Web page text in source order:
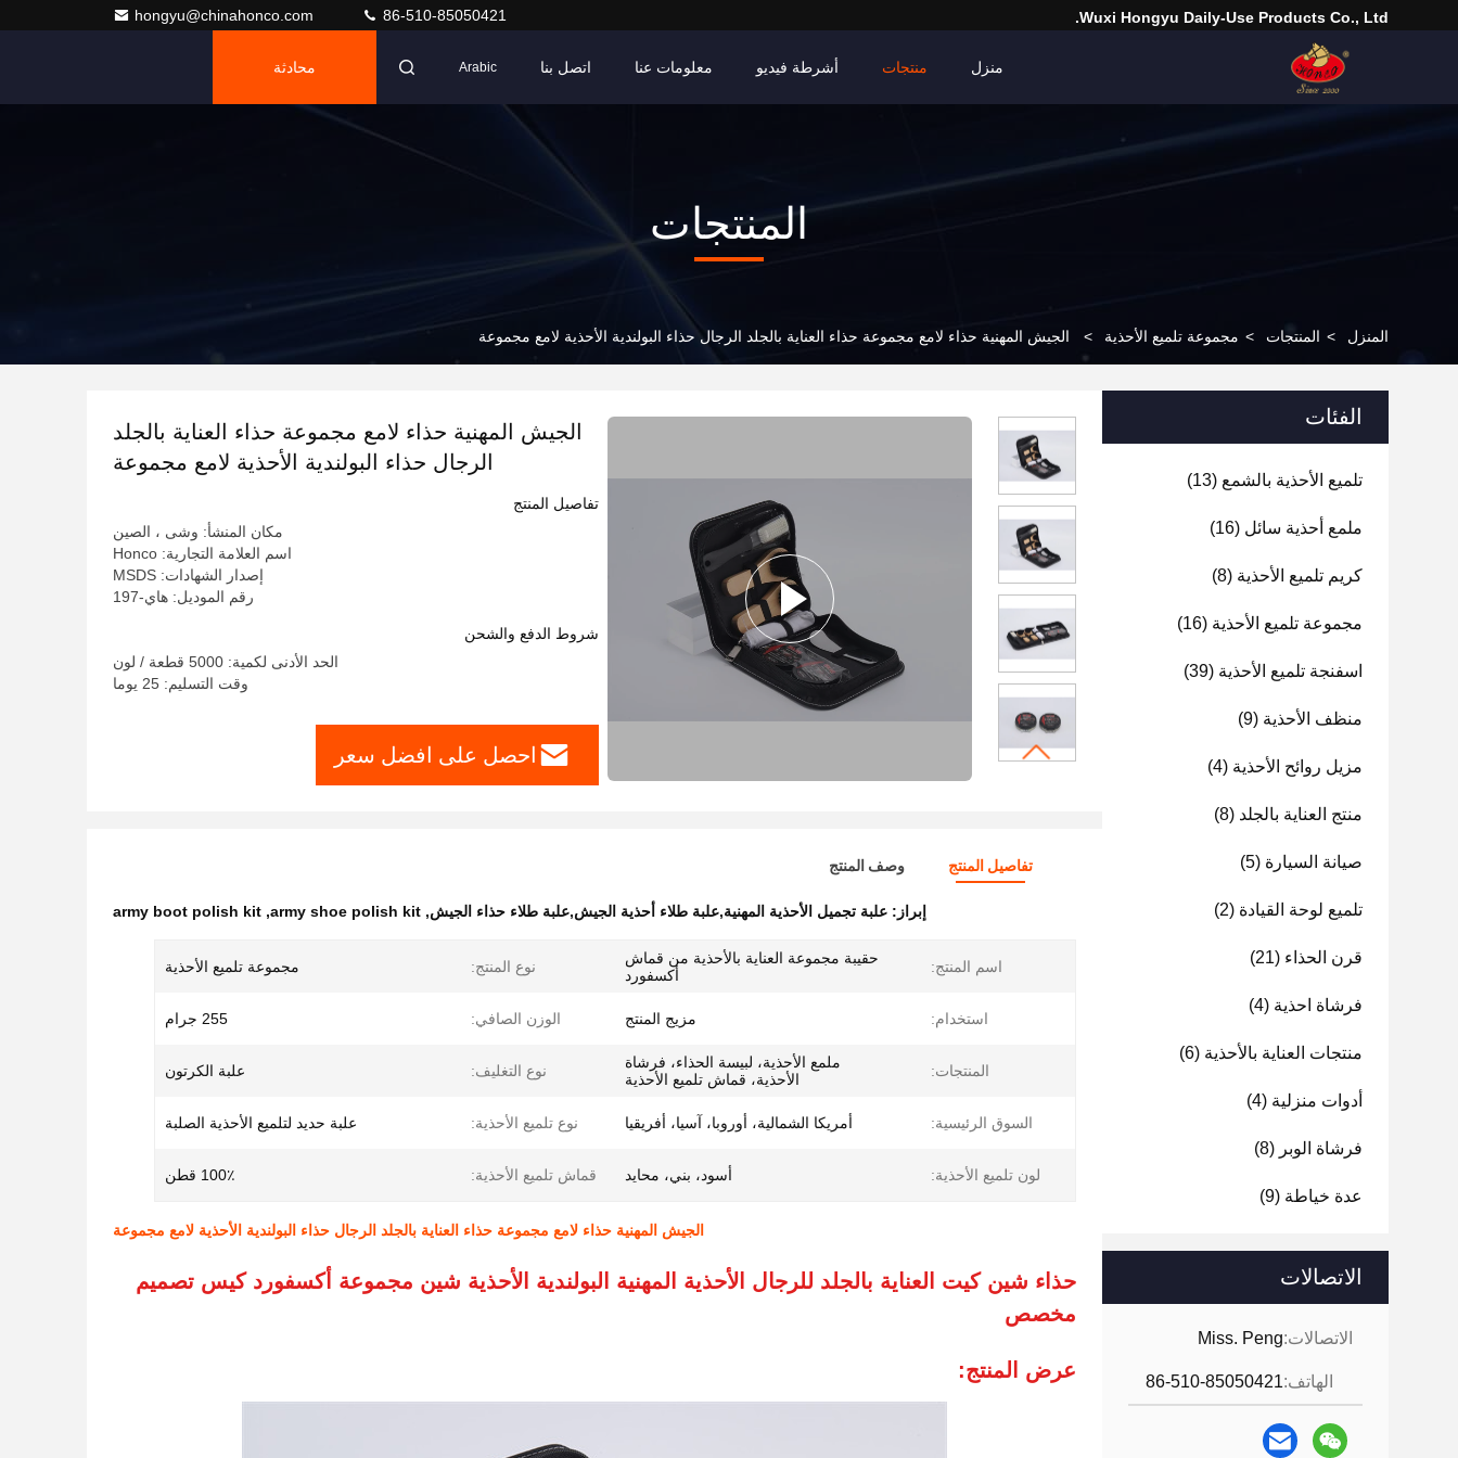
Wuxi Hongyu Daily-Use Products Co., Ltd.
hongyu@chinahonco.com 86-510-85050421
منزل منتجات أشرطة فيديو معلومات عنا اتصل بنا Arabic محادثة
المنتجات
المنزل > المنتجات > مجموعة تلميع الأحذية > الجيش المهنية حذاء لامع مجموعة حذاء العناية بالجلد الرجال حذاء البولندية الأحذية لامع مجموعة
الفئات
تلميع الأحذية بالشمع (13)
ملمع أحذية سائل (16)
كريم تلميع الأحذية (8)
مجموعة تلميع الأحذية (16)
اسفنجة تلميع الأحذية (39)
منظف ​​الأحذية (9)
مزيل روائح الأحذية (4)
منتج العناية بالجلد (8)
صيانة السيارة (5)
تلميع لوحة القيادة (2)
قرن الحذاء (21)
فرشاة احذية (4)
منتجات العناية بالأحذية (6)
أدوات منزلية (4)
فرشاة الوبر (8)
عدة خياطة (9)
الاتصالات
الاتصالات:Miss. Peng
الهاتف:86-510-85050421
الجيش المهنية حذاء لامع مجموعة حذاء العناية بالجلد
الرجال حذاء البولندية الأحذية لامع مجموعة
تفاصيل المنتج
مكان المنشأ: وشى ، الصين
اسم العلامة التجارية: Honco
إصدار الشهادات: MSDS
رقم الموديل: هاي-197
شروط الدفع والشحن
الحد الأدنى لكمية: 5000 قطعة / لون
وقت التسليم: 25 يوما
احصل على افضل سعر
تفاصيل المنتج وصف المنتج
إبراز: علبة تجميل الأحذية المهنية,علبة طلاء أحذية الجيش,علبة طلاء حذاء الجيش,
army shoe polish kit
,
army boot polish kit
اسم المنتج:
حقيبة مجموعة العناية بالأحذية من قماش
أكسفورد
نوع المنتج: مجموعة تلميع الأحذية
استخدام: مزيج المنتج الوزن الصافي: 255 جرام
المنتجات:
ملمع الأحذية، لبيسة الحذاء، فرشاة
الأحذية، قماش تلميع الأحذية
نوع التغليف: علبة الكرتون
السوق الرئيسية: أمريكا الشمالية، أوروبا، آسيا، أفريقيا نوع تلميع الأحذية: علبة حديد لتلميع الأحذية الصلبة
لون تلميع الأحذية: أسود، بني، محايد قماش تلميع الأحذية: 100٪ قطن
الجيش المهنية حذاء لامع مجموعة حذاء العناية بالجلد الرجال حذاء البولندية الأحذية لامع مجموعة
حذاء شين كيت العناية بالجلد للرجال الأحذية المهنية البولندية الأحذية شين مجموعة أكسفورد كيس تصميم
مخصص
عرض المنتج: